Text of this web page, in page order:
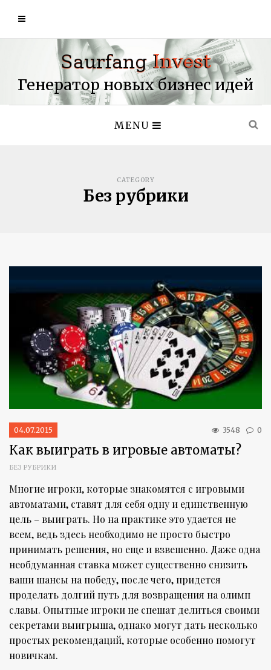
Генератор новых бизнес идей
MENU
CATEGORY
Без рубрики
04.07.2015 3548 0
Как выиграть в игровые автоматы?
БЕЗ РУБРИКИ
Многие игроки, которые знакомятся с игровыми
автоматами, ставят для себя одну и единственную
цель – выиграть. Но на практике это удается не
всем, ведь здесь необходимо не просто быстро
принимать решения, но еще и взвешенно. Даже одна
необдуманная ставка может существенно снизить
ваши шансы на победу, после чего, придется
проделать долгий путь для возвращения на олимп
славы. Опытные игроки не спешат делиться своими
секретами выигрыша, однако могут дать несколько
простых рекомендаций, которые особенно помогут
новичкам.